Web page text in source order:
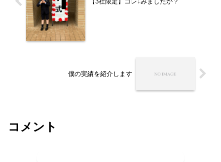
僕の実績を紹介します
コメント